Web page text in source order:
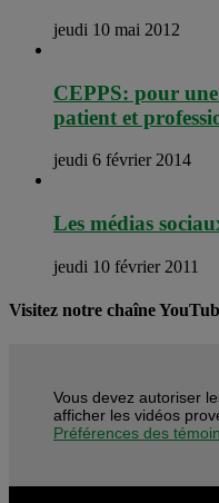
jeudi 10 mai 2012
CEPPS: pour
patient et
jeudi 6 février 2014
Les médias
jeudi 10 février 2011
Visitez notre chaîne
Vous devez autoriser
afficher les vidéos
Préférences des